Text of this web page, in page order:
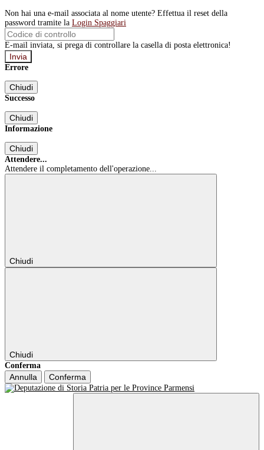
Non hai una e-mail associata al nome utente? Effettua il reset della
password tramite la Login Spaggiari
E-mail inviata, si prega di controllare la casella di posta elettronica!
Errore
Chiudi
Successo
Chiudi
Informazione
Chiudi
Attendere...
Attendere il completamento dell'operazione...
Chiudi
Chiudi
Conferma
Annulla Conferma